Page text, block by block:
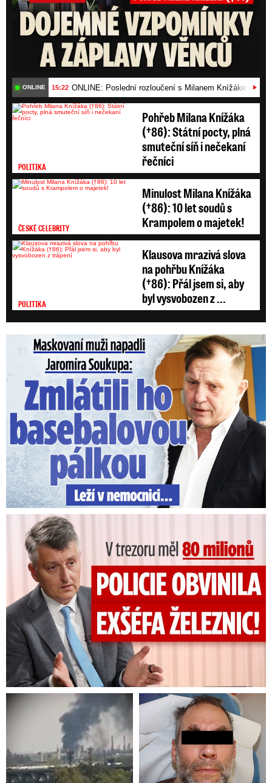
několik vysokých státních úředníků.
ONLINE 15:22 ONLINE: Poslední rozloučení s Milanem Knížákem
POLITIKA
Pohřeb Milana Knížáka
(†86): Státní pocty, plná
smuteční síň i nečekaní
řečníci
ČESKÉ CELEBRITY
Minulost Milana Knížáka
(†86): 10 let soudů s
Krampolem o majetek!
POLITIKA
Klausova mrazivá slova
na pohřbu Knížáka
(†86): Přál jsem si, aby
byl vysvobozen z ...
Maskovaní muži napadli Jaromíra Soukupa: Krvavá nakládačka
V trezoru měl 80 milionů: Policie obvinila exšéfa železnic!